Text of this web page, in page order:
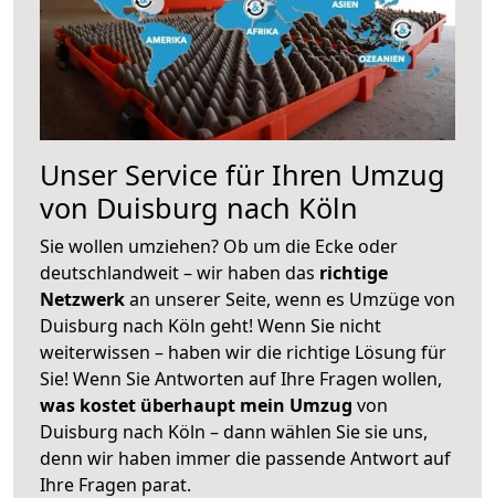
Unser Service für Ihren Umzug
von Duisburg nach Köln
Sie wollen umziehen? Ob um die Ecke oder
deutschlandweit – wir haben das richtige
Netzwerkan unserer Seite, wenn es Umzüge von
Duisburg nach Köln geht! Wenn Sie nicht
weiterwissen – haben wir die richtige Lösung für
Sie! Wenn Sie Antworten auf Ihre Fragen wollen,
was kostet überhaupt mein Umzug von
Duisburg nach Köln – dann wählen Sie sie uns,
denn wir haben immer die passende Antwort auf
Ihre Fragen parat.